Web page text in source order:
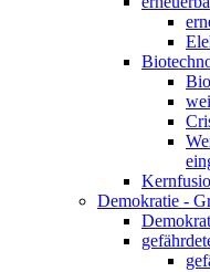
Demokratie -